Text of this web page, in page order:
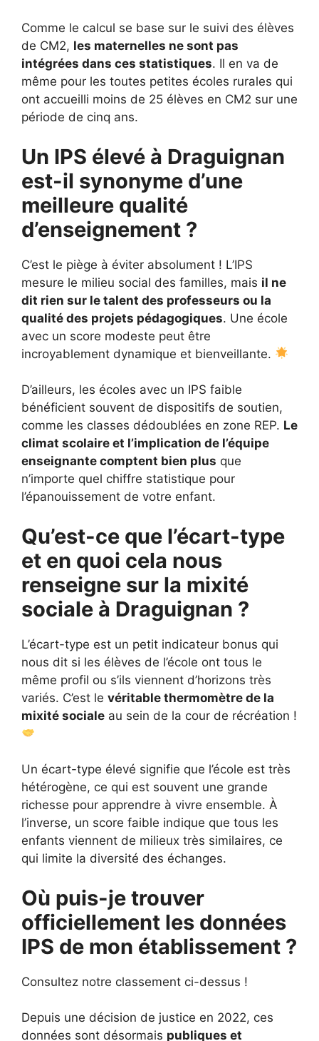
Comme le calcul se base sur le suivi des élèves
de CM2, les maternelles ne sont pas
intégrées dans ces statistiques. Il en va de
même pour les toutes petites écoles rurales qui
ont accueilli moins de 25 élèves en CM2 sur une
période de cinq ans.
Un IPS élevé à Draguignan
est-il synonyme d’une
meilleure qualité
d’enseignement ?
C’est le piège à éviter absolument ! L’IPS
mesure le milieu social des familles, mais il ne
dit rien sur le talent des professeurs ou la
qualité des projets pédagogiques. Une école
avec un score modeste peut être
incroyablement dynamique et bienveillante.
D’ailleurs, les écoles avec un IPS faible
bénéficient souvent de dispositifs de soutien,
comme les classes dédoublées en zone REP. Le
climat scolaire et l’implication de l’équipe
enseignante comptent bien plus que
n’importe quel chiffre statistique pour
l’épanouissement de votre enfant.
Qu’est-ce que l’écart-type
et en quoi cela nous
renseigne sur la mixité
sociale à Draguignan ?
L’écart-type est un petit indicateur bonus qui
nous dit si les élèves de l’école ont tous le
même profil ou s’ils viennent d’horizons très
variés. C’est le véritable thermomètre de la
mixité sociale au sein de la cour de récréation !
Un écart-type élevé signifie que l’école est très
hétérogène, ce qui est souvent une grande
richesse pour apprendre à vivre ensemble. À
l’inverse, un score faible indique que tous les
enfants viennent de milieux très similaires, ce
qui limite la diversité des échanges.
Où puis-je trouver
officiellement les données
IPS de mon établissement ?
Consultez notre classement ci-dessus !
Depuis une décision de justice en 2022, ces
données sont désormais publiques et